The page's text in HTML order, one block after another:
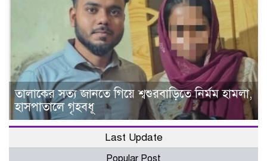
তালাকের সত্য জানতে গিয়ে শ্বশুরবাড়িতে নির্মম হামলা,
হাসপাতালে গৃহবধূ
Last Update
Popular Post